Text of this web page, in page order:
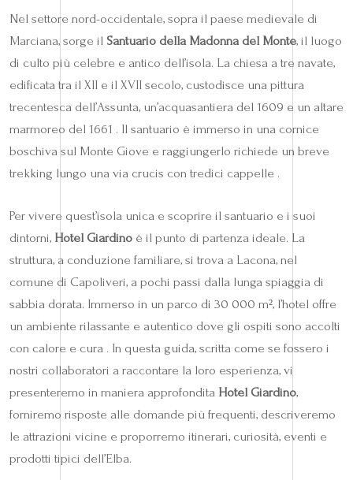
Nel settore nord-occidentale, sopra il paese medievale di
Marciana, sorge il Santuario della Madonna del Monte, il luogo
di culto più celebre e antico dell’isola. La chiesa a tre navate,
edificata tra il XII e il XVII secolo, custodisce una pittura
trecentesca dell’Assunta, un’acquasantiera del 1609 e un altare
marmoreo del 1661 . Il santuario è immerso in una cornice
boschiva sul Monte Giove e raggiungerlo richiede un breve
trekking lungo una via crucis con tredici cappelle .
Per vivere quest’isola unica e scoprire il santuario e i suoi
dintorni, Hotel Giardino è il punto di partenza ideale. La
struttura, a conduzione familiare, si trova a Lacona, nel
comune di Capoliveri, a pochi passi dalla lunga spiaggia di
sabbia dorata. Immerso in un parco di 30 000 m², l’hotel offre
un ambiente rilassante e autentico dove gli ospiti sono accolti
con calore e cura . In questa guida, scritta come se fossero i
nostri collaboratori a raccontare la loro esperienza, vi
presenteremo in maniera approfondita Hotel Giardino,
forniremo risposte alle domande più frequenti, descriveremo
le attrazioni vicine e proporremo itinerari, curiosità, eventi e
prodotti tipici dell’Elba.